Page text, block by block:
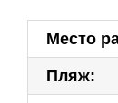
Место
Пляж: